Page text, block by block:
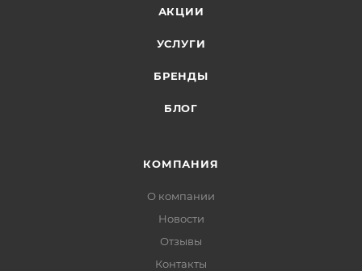
АКЦИИ
УСЛУГИ
БРЕНДЫ
БЛОГ
КОМПАНИЯ
О компании
Новости
Отзывы
Контакты